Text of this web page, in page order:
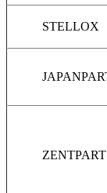
STELLOX